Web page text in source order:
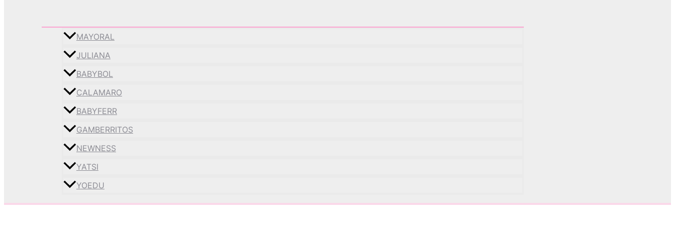
MAYORAL
JULIANA
BABYBOL
CALAMARO
BABYFERR
GAMBERRITOS
NEWNESS
YATSI
YOEDU